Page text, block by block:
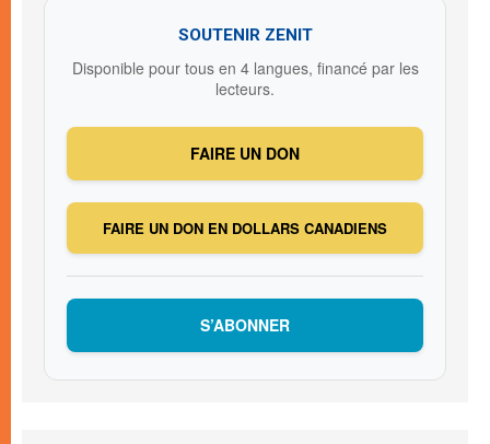
SOUTENIR ZENIT
Disponible pour tous en 4 langues, financé par les
lecteurs.
FAIRE UN DON
FAIRE UN DON EN DOLLARS CANADIENS
S’ABONNER